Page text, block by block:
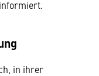
in ihrer